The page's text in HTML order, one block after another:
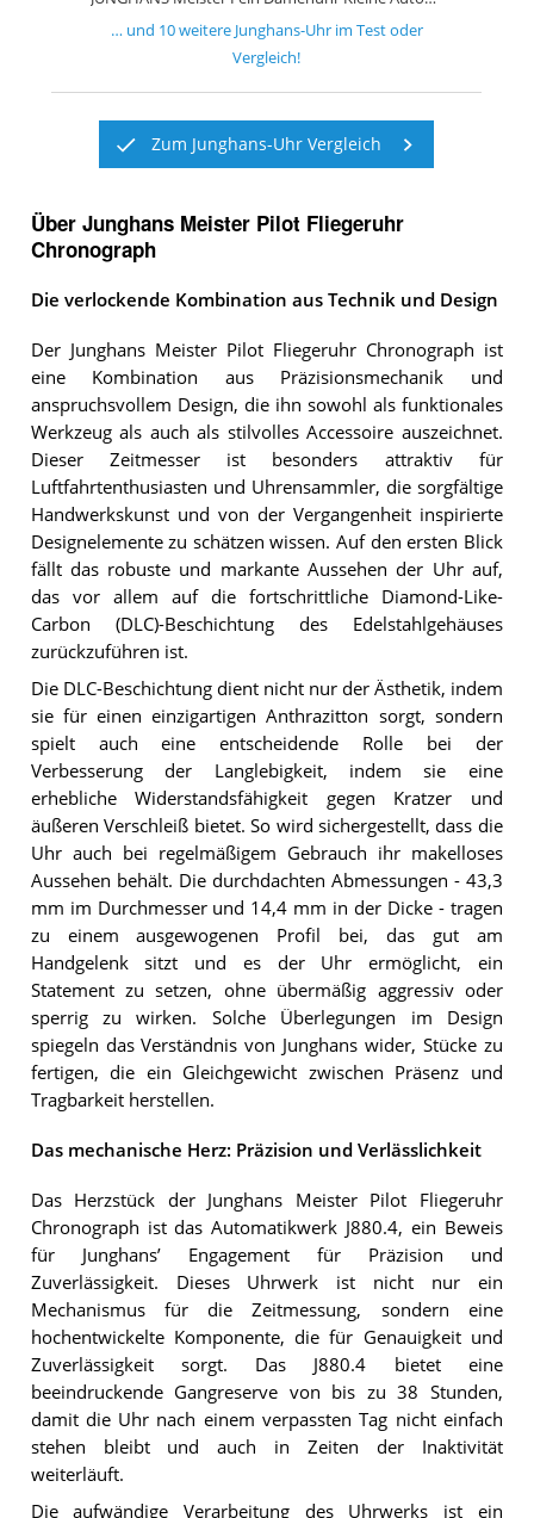
… und 10weitere Junghans-Uhrim Test oder
Vergleich!
Zum Junghans-Uhr Vergleich
Über Junghans Meister Pilot Fliegeruhr
Chronograph
Die verlockende Kombination aus Technik und Design
Der Junghans Meister Pilot Fliegeruhr Chronograph ist
eine Kombination aus Präzisionsmechanik und
anspruchsvollem Design, die ihn sowohl als funktionales
Werkzeug als auch als stilvolles Accessoire auszeichnet.
Dieser Zeitmesser ist besonders attraktiv für
Luftfahrtenthusiasten und Uhrensammler, die sorgfältige
Handwerkskunst und von der Vergangenheit inspirierte
Designelemente zu schätzen wissen. Auf den ersten Blick
fällt das robuste und markante Aussehen der Uhr auf,
das vor allem auf die fortschrittliche Diamond-Like-
Carbon (DLC)-Beschichtung des Edelstahlgehäuses
zurückzuführen ist.
Die DLC-Beschichtung dient nicht nur der Ästhetik, indem
sie für einen einzigartigen Anthrazitton sorgt, sondern
spielt auch eine entscheidende Rolle bei der
Verbesserung der Langlebigkeit, indem sie eine
erhebliche Widerstandsfähigkeit gegen Kratzer und
äußeren Verschleiß bietet. So wird sichergestellt, dass die
Uhr auch bei regelmäßigem Gebrauch ihr makelloses
Aussehen behält. Die durchdachten Abmessungen - 43,3
mm im Durchmesser und 14,4 mm in der Dicke - tragen
zu einem ausgewogenen Profil bei, das gut am
Handgelenk sitzt und es der Uhr ermöglicht, ein
Statement zu setzen, ohne übermäßig aggressiv oder
sperrig zu wirken. Solche Überlegungen im Design
spiegeln das Verständnis von Junghans wider, Stücke zu
fertigen, die ein Gleichgewicht zwischen Präsenz und
Tragbarkeit herstellen.
Das mechanische Herz: Präzision und Verlässlichkeit
Das Herzstück der Junghans Meister Pilot Fliegeruhr
Chronograph ist das Automatikwerk J880.4, ein Beweis
für Junghans’ Engagement für Präzision und
Zuverlässigkeit. Dieses Uhrwerk ist nicht nur ein
Mechanismus für die Zeitmessung, sondern eine
hochentwickelte Komponente, die für Genauigkeit und
Zuverlässigkeit sorgt. Das J880.4 bietet eine
beeindruckende Gangreserve von bis zu 38 Stunden,
damit die Uhr nach einem verpassten Tag nicht einfach
stehen bleibt und auch in Zeiten der Inaktivität
weiterläuft.
Die aufwändige Verarbeitung des Uhrwerks ist ein